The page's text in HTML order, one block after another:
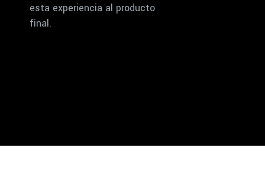
esta experiencia al producto
final.